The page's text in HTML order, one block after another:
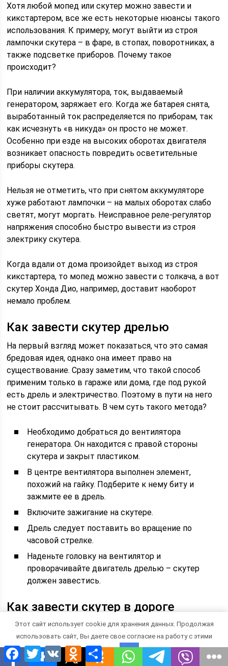
Хотя любой мопед или скутер можно завести и
кикстартером, все же есть некоторые нюансы такого
использования. К примеру, могут выйти из строя
лампочки скутера – в фаре, в стопах, поворотниках, а
также подсветке приборов. Почему такое
происходит?
При наличии аккумулятора, ток, выдаваемый
генератором, заряжает его. Когда же батарея снята,
выработанный ток распределяется по приборам, так
как исчезнуть «в никуда» он просто не может.
Особенно при езде на высоких оборотах двигателя
возникает опасность повредить осветительные
приборы скутера.
Нельзя не отметить, что при снятом аккумуляторе
хуже работают лампочки – на малых оборотах слабо
светят, могут моргать. Неисправное реле-регулятор
напряжения способно быстро вывести из строя
электрику скутера.
Когда вдали от дома произойдет выход из строя
кикстартера, то мопед можно завести с толкача, а вот
скутер Хонда Дио, например, доставит наоборот
немало проблем.
Как завести скутер дрелью
На первый взгляд может показаться, что это самая
бредовая идея, однако она имеет право на
существование. Сразу заметим, что такой способ
применим только в гараже или дома, где под рукой
есть дрель и электричество. Поэтому в пути на него
не стоит рассчитывать. В чем суть такого метода?
Необходимо добраться до вентилятора
генератора. Он находится с правой стороны
скутера и закрыт пластиком.
В центре вентилятора выполнен элемент,
похожий на гайку. Подберите к нему биту и
зажмите ее в дрель.
Включите зажигание на скутере.
Дрель следует поставить во вращение по
часовой стрелке.
Наденьте головку на вентилятор и
проворачивайте двигатель дрелью – скутер
должен завестись.
Как завести скутер в дороге
Итак, мы уже умело заводим двигатель при помощи
дрели. Но в дороге дрель бесполезна. Имея при себе
минимум инструмента и небольшую веревку можно
исправить это дело.
Facebook
TwitterVK Odnoklassniki
Отправить
Этот сайт использует cookie для хранения данных. Продолжая
использовать сайт, Вы даете свое согласие на работу с этими
файлами.
OK